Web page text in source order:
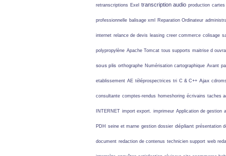
retranscriptions Exel transcription audio production cartes
professionnelle balisage xml Reparation Ordinateur
internet relance de devis leasing creer commerce colisage
polypropylène Apache Tomcat tous supports maitrise d
sous plis orthographe Numérisation cartographique Avant
etablissement AE téléprospectrices tri C & C++ Ajax
consultante comptes-rendus homeshoring écrivains taches
INTERNET import export. imprimeur Application de gestion
PDH seine et marne gestion dossier dépliant présentation
document redaction de contenus technicien support web